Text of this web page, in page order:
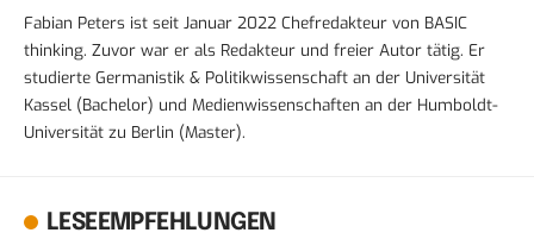
Fabian Peters ist seit Januar 2022 Chefredakteur von BASIC
thinking. Zuvor war er als Redakteur und freier Autor tätig. Er
studierte Germanistik & Politikwissenschaft an der Universität
Kassel (Bachelor) und Medienwissenschaften an der Humboldt-
Universität zu Berlin (Master).
LESEEMPFEHLUNGEN